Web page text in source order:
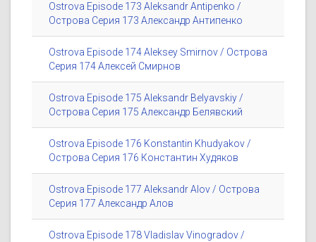
Ostrova Episode 173 Aleksandr Antipenko /
Острова Серия 173 Александр Антипенко
Ostrova Episode 174 Aleksey Smirnov / Острова
Серия 174 Алексей Смирнов
Ostrova Episode 175 Aleksandr Belyavskiy /
Острова Серия 175 Александр Белявский
Ostrova Episode 176 Konstantin Khudyakov /
Острова Серия 176 Константин Худяков
Ostrova Episode 177 Aleksandr Alov / Острова
Серия 177 Александр Алов
Ostrova Episode 178 Vladislav Vinogradov /